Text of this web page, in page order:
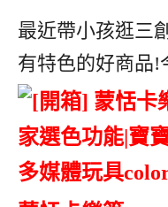
最近帶小孩逛三
有特色的好商品!